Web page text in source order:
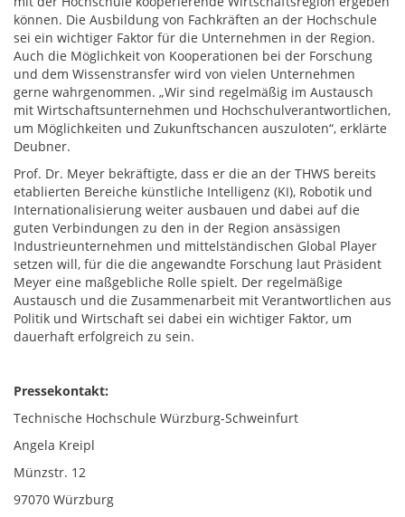
können. Die Ausbildung von Fachkräften an der Hochschule
sei ein wichtiger Faktor für die Unternehmen in der Region.
Auch die Möglichkeit von Kooperationen bei der Forschung
und dem Wissenstransfer wird von vielen Unternehmen
gerne wahrgenommen. „Wir sind regelmäßig im Austausch
mit Wirtschaftsunternehmen und Hochschulverantwortlichen,
um Möglichkeiten und Zukunftschancen auszuloten“, erklärte
Deubner.
Prof. Dr. Meyer bekräftigte, dass er die an der THWS bereits
etablierten Bereiche künstliche Intelligenz (KI), Robotik und
Internationalisierung weiter ausbauen und dabei auf die
guten Verbindungen zu den in der Region ansässigen
Industrieunternehmen und mittelständischen Global Player
setzen will, für die die angewandte Forschung laut Präsident
Meyer eine maßgebliche Rolle spielt. Der regelmäßige
Austausch und die Zusammenarbeit mit Verantwortlichen aus
Politik und Wirtschaft sei dabei ein wichtiger Faktor, um
dauerhaft erfolgreich zu sein.
Pressekontakt:
Technische Hochschule Würzburg-Schweinfurt
Angela Kreipl
Münzstr. 12
97070 Würzburg